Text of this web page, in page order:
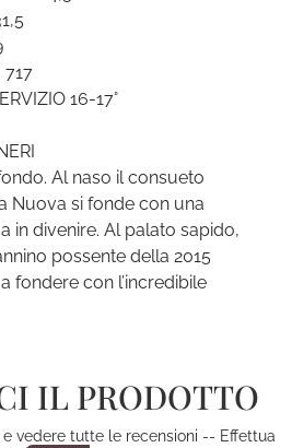
717
16-17°
Al naso il consueto
Nuova si fonde con una
in divenire. Al palato sapido,
possente della 2015
fondere con l’incredibile
IL PRODOTTO
vedere tutte le recensioni -- Effettua